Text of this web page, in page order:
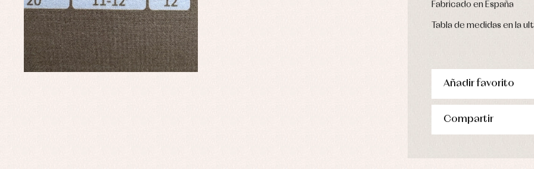
Fabricado en España
Tabla de medidas en la
Añadir favorito
Compartir